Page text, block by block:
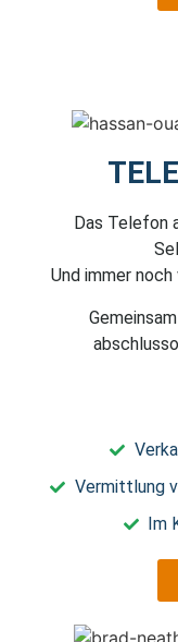
Das Telefon
Und immer
Vermittlung
Im